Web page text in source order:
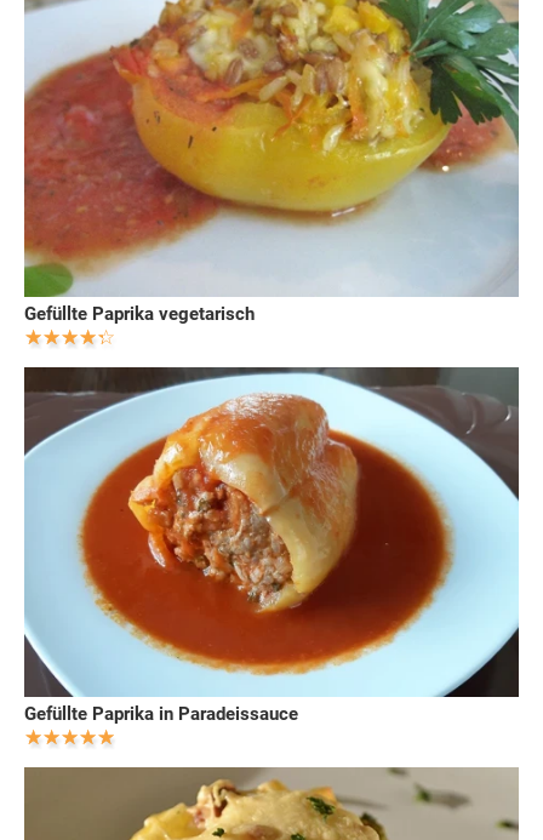
Gefüllte Paprika vegetarisch
Gefüllte Paprika in Paradeissauce